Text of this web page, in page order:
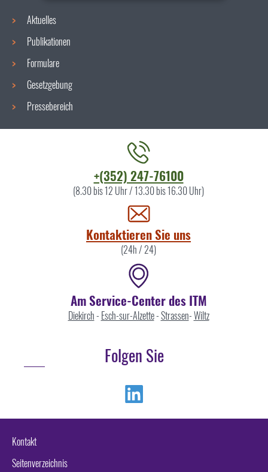
Aktuelles
Publikationen
Formulare
Gesetzgebung
Pressebereich
+(352) 247-76100
(8.30 bis 12 Uhr / 13.30 bis 16.30 Uhr)
Kontaktieren Sie uns
(24h / 24)
Am Service-Center des ITM
Diekirch- Esch-sur-Alzette-Strassen-Wiltz
Folgen Sie
Kontakt
Seitenverzeichnis